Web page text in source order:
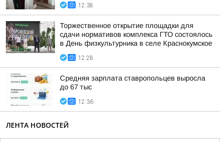
12:38
Торжественное открытие площадки для
сдачи нормативов комплекса ГТО состоялось
в День физкультурника в селе Краснокумское
12:28
Средняя зарплата ставропольцев выросла
до 67 тыс
12:36
ЛЕНТА НОВОСТЕЙ